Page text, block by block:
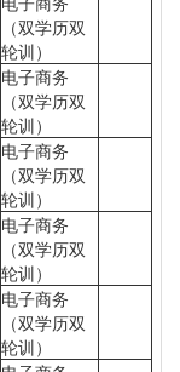
（双学历双
轮训）
电子商务
（双学历双
轮训）
电子商务
（双学历双
轮训）
电子商务
（双学历双
轮训）
电子商务
（双学历双
轮训）